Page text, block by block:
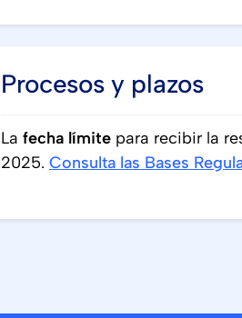
Procesos y plazos
La fecha límite para recibir la
2025. Consulta las Bases